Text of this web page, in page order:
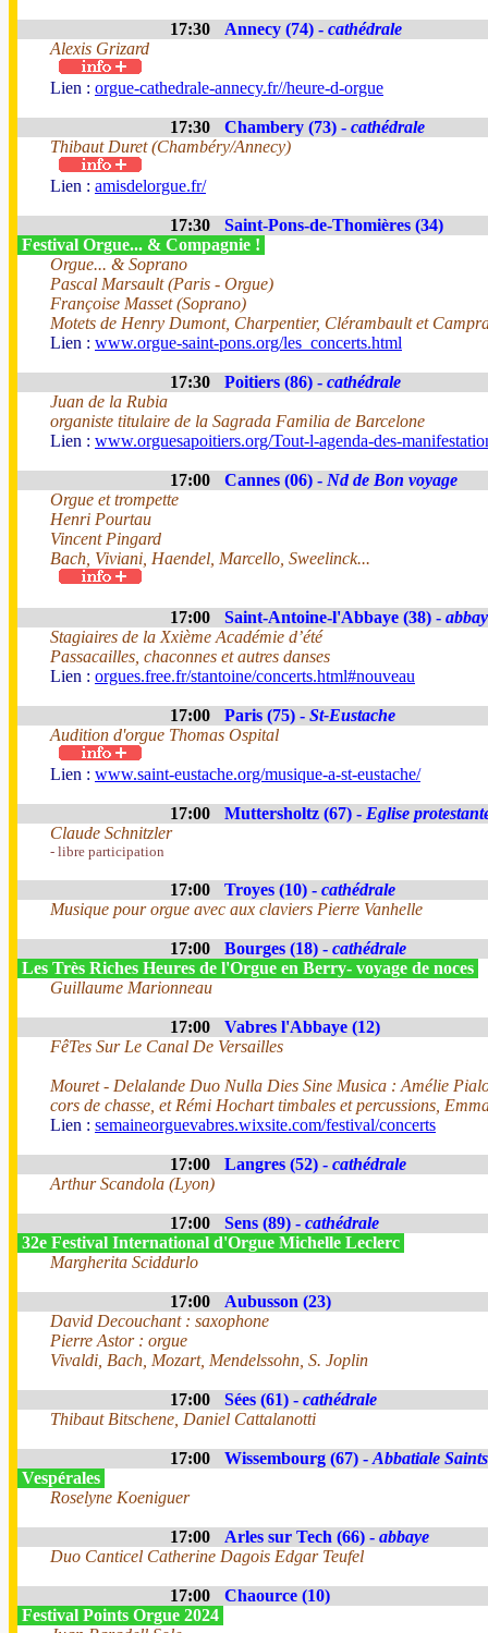
17:30 Annecy (74) - cathédrale
Alexis Grizard
Lien : orgue-cathedrale-annecy.fr//heure-d-orgue
17:30 Chambery (73) - cathédrale
Thibaut Duret (Chambéry/Annecy)
Lien : amisdelorgue.fr/
17:30
Saint-Pons-de-Thomières (34)
Festival Orgue... & Compagnie !
Orgue... & Soprano
Pascal Marsault (Paris - Orgue)
Françoise Masset (Soprano)
Motets de Henry Dumont, Charpentier, Clérambault et
Lien : www.orgue-saint-pons.org/les_concerts.html
17:30 Poitiers (86) - cathédrale
Juan de la Rubia
organiste titulaire de la Sagrada Familia de Barcelone
Lien : www.orguesapoitiers.org/Tout-l-agenda-des-
17:00 Cannes (06) - Nd de Bon voyage
Orgue et trompette
Henri Pourtau
Vincent Pingard
Bach, Viviani, Haendel, Marcello, Sweelinck...
17:00 Saint-Antoine-l'Abbaye (38) -
Stagiaires de la Xxième Académie d’été
Passacailles, chaconnes et autres danses
Lien : orgues.free.fr/stantoine/concerts.html#nouveau
17:00 Paris (75) - St-Eustache
Audition d'orgue Thomas Ospital
Lien : www.saint-eustache.org/musique-a-st-eustache/
17:00 Muttersholtz (67) - Eglise
Claude Schnitzler
- libre participation
17:00 Troyes (10) - cathédrale
Musique pour orgue avec aux claviers Pierre Vanhelle
17:00 Bourges (18) - cathédrale
Les Très Riches Heures de l'Orgue en Berry- voyage de noces
Guillaume Marionneau
17:00
Vabres l'Abbaye (12)
FêTes Sur Le Canal De Versailles
Mouret - Delalande Duo Nulla Dies Sine Musica : Amélie
cors de chasse, et Rémi Hochart timbales et percussions,
Lien : semaineorguevabres.wixsite.com/festival/concerts
17:00 Langres (52) - cathédrale
Arthur Scandola (Lyon)
17:00 Sens (89) - cathédrale
32e Festival International d'Orgue Michelle Leclerc
Margherita Sciddurlo
17:00
Aubusson (23)
David Decouchant : saxophone
Pierre Astor : orgue
Vivaldi, Bach, Mozart, Mendelssohn, S. Joplin
17:00 Sées (61) - cathédrale
Thibaut Bitschene, Daniel Cattalanotti
17:00 Wissembourg (67) - Abbatiale
Vespérales
Roselyne Koeniguer
17:00 Arles sur Tech (66) - abbaye
Duo Canticel Catherine Dagois Edgar Teufel
17:00
Chaource (10)
Festival Points Orgue 2024